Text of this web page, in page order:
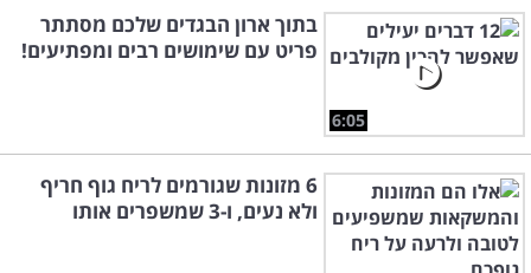
6:05
בתוך ארון הבגדים שלכם מסתתר
פריט עם שימושים רבים ומפתיעים!
6 מזונות שגורמים לריח גוף חריף
ולא נעים, ו-3 שמשפרים אותו